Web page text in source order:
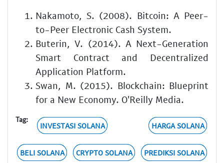
Nakamoto, S. (2008). Bitcoin: A Peer-
to-Peer Electronic Cash System.
Buterin, V. (2014). A Next-Generation
Smart Contract and Decentralized
Application Platform.
Swan, M. (2015). Blockchain: Blueprint
for a New Economy. O'Reilly Media.
Tag:
INVESTASI SOLANA HARGA SOLANA
BELI SOLANA CRYPTO SOLANA PREDIKSI SOLANA